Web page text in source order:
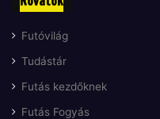
Futóvilág
Tudástár
Futás kezdőknek
Futás Fogyás